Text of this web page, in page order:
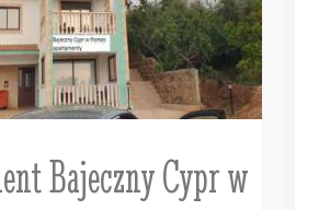
Bajeczny Cypr w